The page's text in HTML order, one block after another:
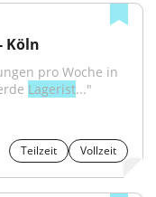
Köln
pro Woche in
Lagerist..."
Teilzeit Vollzeit